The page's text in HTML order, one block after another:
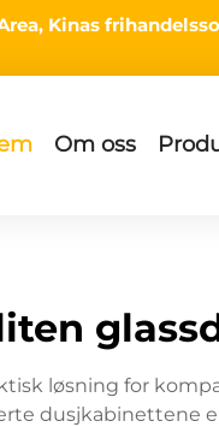
Kinas
Om oss
løsning for